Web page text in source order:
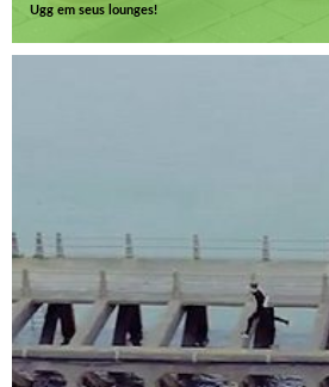
Ugg em seus lounges!